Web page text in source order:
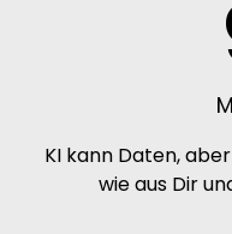
KI kann Daten,
wie aus Dir